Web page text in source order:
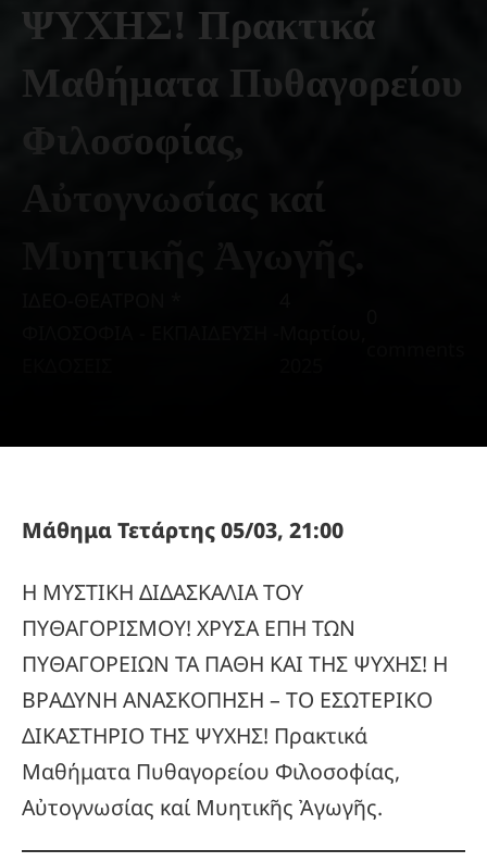
ΨΥΧΗΣ! Πρακτικά
Μαθήματα Πυθαγορείου
Φιλοσοφίας,
Αὐτογνωσίας καί
Μάθημα Τετάρτης 05/03, 21:00
Η ΜΥΣΤΙΚΗ ΔΙΔΑΣΚΑΛΙΑ ΤΟΥ
ΠΥΘΑΓΟΡΙΣΜΟΥ! ΧΡΥΣΑ ΕΠΗ ΤΩΝ
ΠΥΘΑΓΟΡΕΙΩΝ ΤΑ ΠΑΘΗ ΚΑΙ ΤΗΣ ΨΥΧΗΣ! Η
ΒΡΑΔΥΝΗ ΑΝΑΣΚΟΠΗΣΗ – ΤΟ ΕΣΩΤΕΡΙΚΟ
ΔΙΚΑΣΤΗΡΙΟ ΤΗΣ ΨΥΧΗΣ! Πρακτικά
Μαθήματα Πυθαγορείου Φιλοσοφίας,
Αὐτογνωσίας καί Μυητικῆς Ἀγωγῆς.